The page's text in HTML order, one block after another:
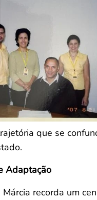
que se
Adaptação
recorda um